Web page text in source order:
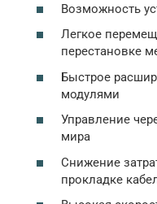
Возможность
Легкое
перестановке
Быстрое
модулями
Управление
мира
Снижение
прокладке